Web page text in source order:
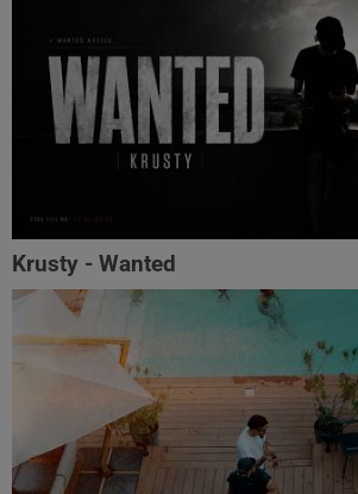
Krusty - Wanted